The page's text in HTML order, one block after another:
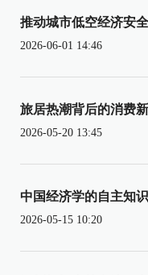
推动城市低空经济安
2026-06-01 14:46
旅居热潮背后的消费
2026-05-20 13:45
中国经济学的自主知
2026-05-15 10:20